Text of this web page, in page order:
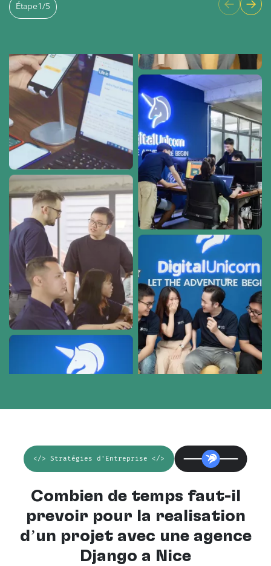
Étape1 /5
</> Stratégies d'Entreprise </>
Combien de temps faut-il
prévoir pour la réalisation
d’un projet avec une agence
Django à Nice